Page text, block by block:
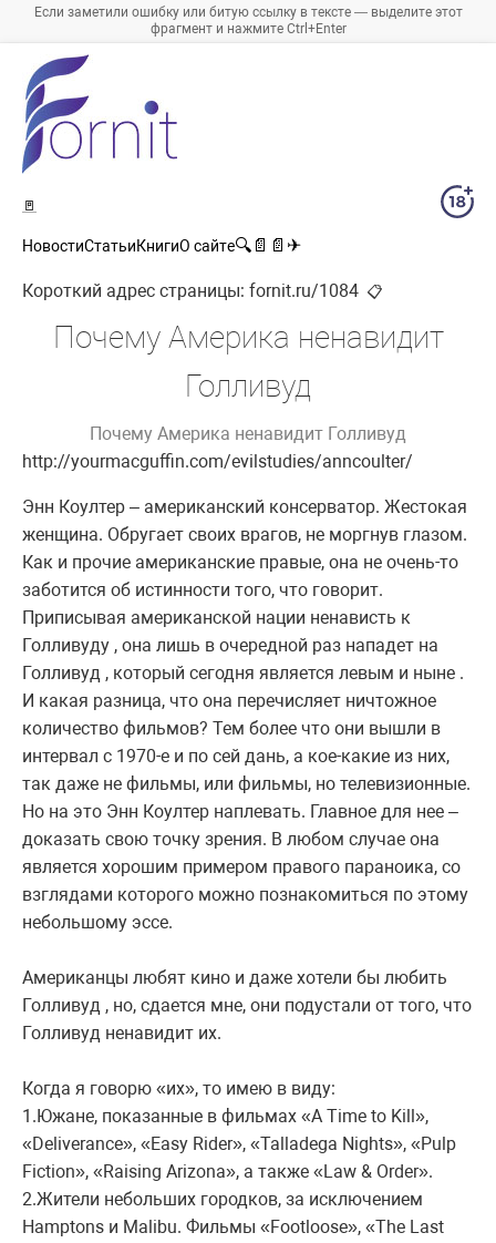
Если заметили ошибку или битую ссылку в тексте — выделите этот
фрагмент и нажмите Ctrl+Enter
🚪
НовостиСтатьиКнигиО сайте🔍 📄 📄 ✈
Короткий адрес страницы: fornit.ru/1084 📋
Почему Америка ненавидит
Голливуд
Почему Америка ненавидит Голливуд
http://yourmacguffin.com/evilstudies/anncoulter/
Энн Коултер – американский консерватор. Жестокая
женщина. Обругает своих врагов, не моргнув глазом.
Как и прочие американские правые, она не очень-то
заботится об истинности того, что говорит.
Приписывая американской нации ненависть к
Голливуду , она лишь в очередной раз нападет на
Голливуд , который сегодня является левым и ныне .
И какая разница, что она перечисляет ничтожное
количество фильмов? Тем более что они вышли в
интервал с 1970-е и по сей дань, а кое-какие из них,
так даже не фильмы, или фильмы, но телевизионные.
Но на это Энн Коултер наплевать. Главное для нее –
доказать свою точку зрения. В любом случае она
является хорошим примером правого параноика, со
взглядами которого можно познакомиться по этому
небольшому эссе.
Американцы любят кино и даже хотели бы любить
Голливуд , но, сдается мне, они подустали от того, что
Голливуд ненавидит их.
Когда я говорю «их», то имею в виду:
1.Южане, показанные в фильмах «A Time to Kill»,
«Deliverance», «Easy Rider», «Talladega Nights», «Pulp
Fiction», «Raising Arizona», а также «Law & Order».
2.Жители небольших городков, за исключением
Hamptons и Malibu. Фильмы «Footloose», «The Last